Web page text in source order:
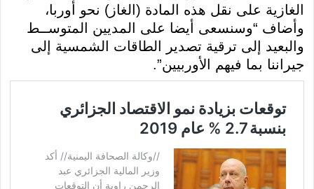
الغازية على نقل هذه المادة (الغاز) نحو أوربا،
وأضاف “وسنسعى أيضا على المديين المتوســط
والبعيد إلى ترقية تصدير الطاقات الشمسية إلى
جيراننا بما فيهم الأوربيين”.